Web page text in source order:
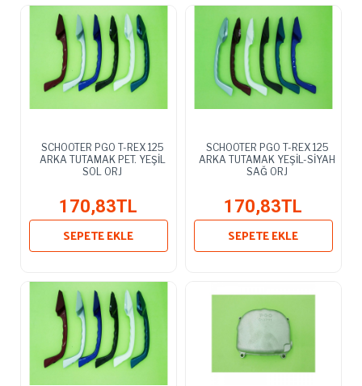
SCHOOTER PGO T-REX 125
ARKA TUTAMAK PET. YEŞİL
SOL ORJ
170,83TL
SEPETE EKLE
SCHOOTER PGO T-REX 125
ARKA TUTAMAK YEŞİL-SİYAH
SAĞ ORJ
170,83TL
SEPETE EKLE